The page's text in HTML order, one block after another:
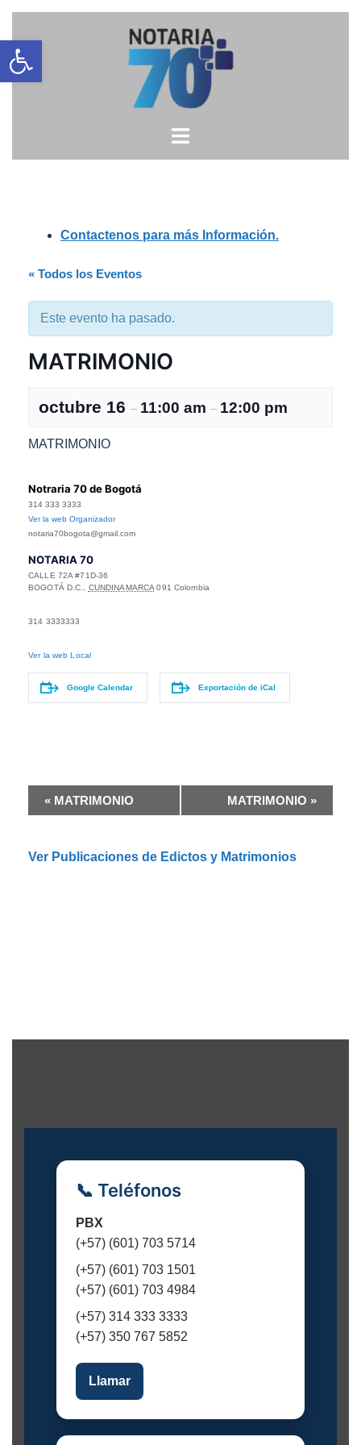
Open toolbar
al
contenido
Contactenos para más Información.
« Todos los Eventos
Este evento ha pasado.
MATRIMONIO
octubre 16 – 11:00 am – 12:00 pm
MATRIMONIO
Notraria 70 de Bogotá
314 333 3333
Ver la web Organizador
notaria70bogota@gmail.com
NOTARIA 70
CALLE 72A #71D-36
BOGOTÁ D.C.
CUNDINAMARCA 091 Colombia
314 3333333
Ver la web Local
Google Calendar Exportación de iCal
a
e
E
t
« MATRIMONIO MATRIMONIO »
Ver Publicaciones de Edictos y Matrimonios
📞 Teléfonos
PBX
(+57) (601) 703 5714
(+57) (601) 703 1501
(+57) (601) 703 4984
(+57) 314 333 3333
(+57) 350 767 5852
Llamar